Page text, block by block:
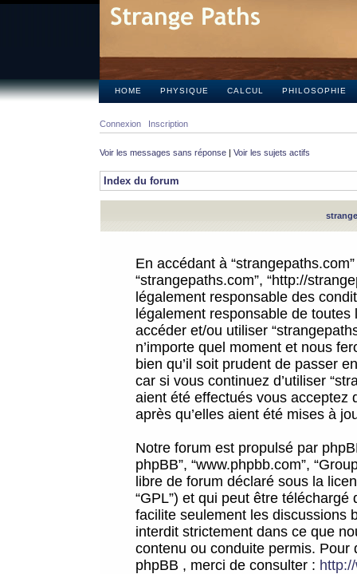
HOME PHYSIQUE CALCUL PHILOSOPHIE
Connexion Inscription
Voir les messages sans réponse | Voir les sujets actifs
Index du forum
En accédant à
“strangepaths.com”, “http://
légalement responsable des
légalement responsable de
accéder et/ou utiliser
n’importe quel moment et nous
bien qu’il soit prudent de passer
car si vous continuez d’utiliser
aient été effectués vous acceptez
après qu’elles aient été mises à
Notre forum est propulsé par
phpBB”, “www.phpbb.com”,
libre de forum déclaré sous la
“GPL”) et qui peut être téléchargé
facilite seulement les discussions
interdit strictement dans ce que
contenu ou conduite permis.
phpBB , merci de consulter :